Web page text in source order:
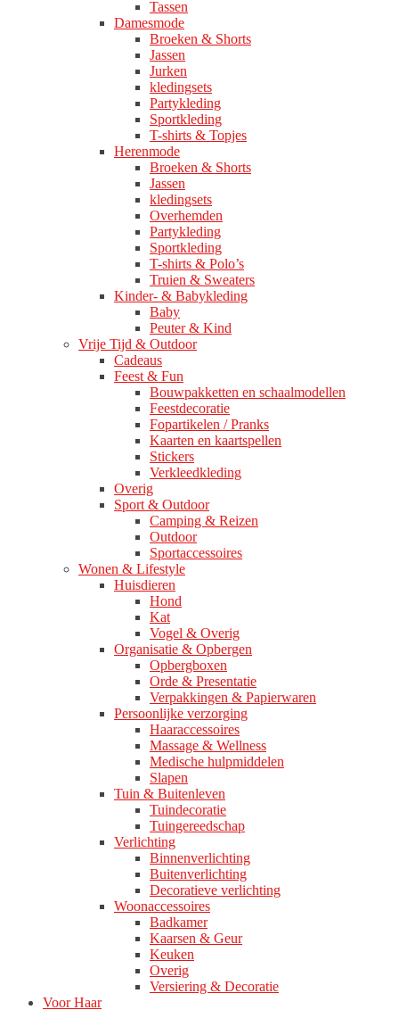
Tassen
Damesmode
Broeken & Shorts
Jassen
Jurken
kledingsets
Partykleding
Sportkleding
T-shirts & Topjes
Herenmode
Broeken & Shorts
Jassen
kledingsets
Overhemden
Partykleding
Sportkleding
T-shirts & Polo’s
Truien & Sweaters
Kinder- & Babykleding
Baby
Peuter & Kind
Vrije Tijd & Outdoor
Cadeaus
Feest & Fun
Bouwpakketten en schaalmodellen
Feestdecoratie
Fopartikelen / Pranks
Kaarten en kaartspellen
Stickers
Verkleedkleding
Overig
Sport & Outdoor
Camping & Reizen
Outdoor
Sportaccessoires
Wonen & Lifestyle
Huisdieren
Hond
Kat
Vogel & Overig
Organisatie & Opbergen
Opbergboxen
Orde & Presentatie
Verpakkingen & Papierwaren
Persoonlijke verzorging
Haaraccessoires
Massage & Wellness
Medische hulpmiddelen
Slapen
Tuin & Buitenleven
Tuindecoratie
Tuingereedschap
Verlichting
Binnenverlichting
Buitenverlichting
Decoratieve verlichting
Woonaccessoires
Badkamer
Kaarsen & Geur
Keuken
Overig
Versiering & Decoratie
Voor Haar